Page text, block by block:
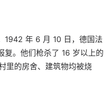
1942 年 6 月 10 日，德国法
复。他们枪杀了 16 岁以上的
里的房舍、建筑物均被烧